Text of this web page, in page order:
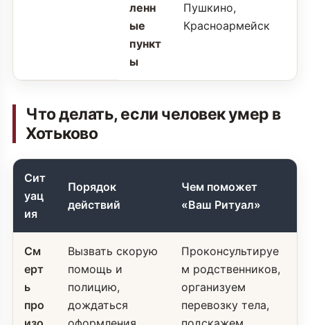
ленн
ые
пункт
ы
Пушкино,
Красноармейск
Что делать, если человек умер в
Хотьково
Сит
уац
ия
Порядок
действий
Чем поможет
«Ваш Ритуал»
См
ерт
ь
про
Вызвать скорую
помощь и
полицию,
дождаться
Проконсультируе
м родственников,
организуем
перевозку тела,